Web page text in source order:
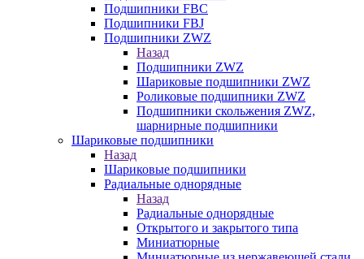
Подшипники FBC
Подшипники FBJ
Подшипники ZWZ
Назад
Подшипники ZWZ
Шариковые подшипники ZWZ
Роликовые подшипники ZWZ
Подшипники скольжения ZWZ,
шарнирные подшипники
Шариковые подшипники
Назад
Шариковые подшипники
Радиальные однорядные
Назад
Радиальные однорядные
Открытого и закрытого типа
Миниатюрные